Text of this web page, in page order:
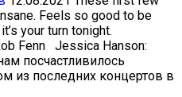
Feels so good to be
your turn tonight.
Fenn Jessica Hanson:
посчастливилось
из последних концертов в